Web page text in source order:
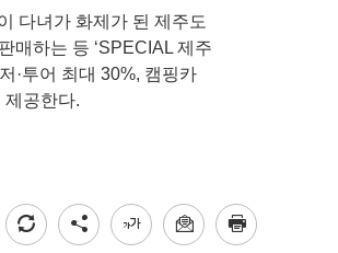
다녀가 화제가 된 제주도
매하는 등 ‘SPECIAL 제주
·투어 최대 30%, 캠핑카
제공한다.